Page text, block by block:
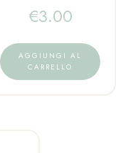
€3.00
AGGIUNGI AL
CARRELLO